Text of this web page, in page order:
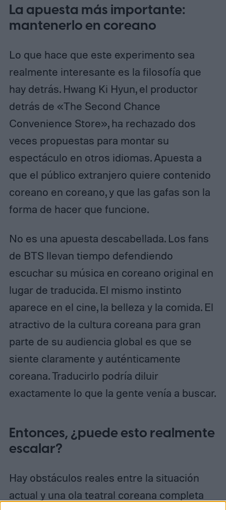
La apuesta más importante:
mantenerlo en coreano
Lo que hace que este experimento sea
realmente interesante es la filosofía que
hay detrás. Hwang Ki Hyun, el productor
detrás de «The Second Chance
Convenience Store», ha rechazado dos
veces propuestas para montar su
espectáculo en otros idiomas. Apuesta a
que el público extranjero quiere contenido
coreano en coreano, y que las gafas son la
forma de hacer que funcione.
No es una apuesta descabellada. Los fans
de BTS llevan tiempo defendiendo
escuchar su música en coreano original en
lugar de traducida. El mismo instinto
aparece en el cine, la belleza y la comida. El
atractivo de la cultura coreana para gran
parte de su audiencia global es que se
siente claramente y auténticamente
coreana. Traducirlo podría diluir
exactamente lo que la gente venía a buscar.
Entonces, ¿puede esto realmente
escalar?
Hay obstáculos reales entre la situación
actual y una ola teatral coreana completa